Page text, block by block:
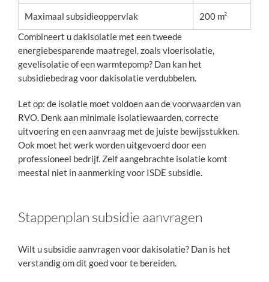
Maximaal subsidieoppervlak
200 m²
Combineert u dakisolatie met een tweede
energiebesparende maatregel, zoals vloerisolatie,
gevelisolatie of een warmtepomp? Dan kan het
subsidiebedrag voor dakisolatie verdubbelen.
Let op: de isolatie moet voldoen aan de voorwaarden van
RVO. Denk aan minimale isolatiewaarden, correcte
uitvoering en een aanvraag met de juiste bewijsstukken.
Ook moet het werk worden uitgevoerd door een
professioneel bedrijf. Zelf aangebrachte isolatie komt
meestal niet in aanmerking voor ISDE subsidie.
Stappenplan subsidie aanvragen
Wilt u subsidie aanvragen voor dakisolatie? Dan is het
verstandig om dit goed voor te bereiden.